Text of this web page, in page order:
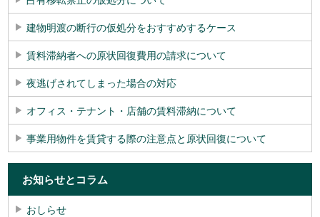
建物明渡の断行の仮処分をおすすめするケース
賃料滞納者への原状回復費用の請求について
夜逃げされてしまった場合の対応
オフィス・テナント・店舗の賃料滞納について
事業用物件を賃貸する際の注意点と原状回復について
お知らせとコラム
おしらせ